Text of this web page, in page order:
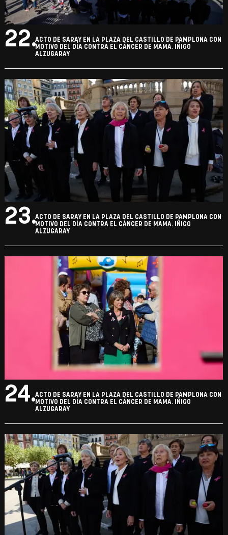
22.ACTO DE SARAY EN LA PLAZA DEL CASTILLO DE PAMPLONA CON
MOTIVO DEL DÍA CONTRA EL CÁNCER DE MAMA. IÑIGO
ALZUGARAY
23.ACTO DE SARAY EN LA PLAZA DEL CASTILLO DE PAMPLONA CON
MOTIVO DEL DÍA CONTRA EL CÁNCER DE MAMA. IÑIGO
ALZUGARAY
24.ACTO DE SARAY EN LA PLAZA DEL CASTILLO DE PAMPLONA CON
MOTIVO DEL DÍA CONTRA EL CÁNCER DE MAMA. IÑIGO
ALZUGARAY